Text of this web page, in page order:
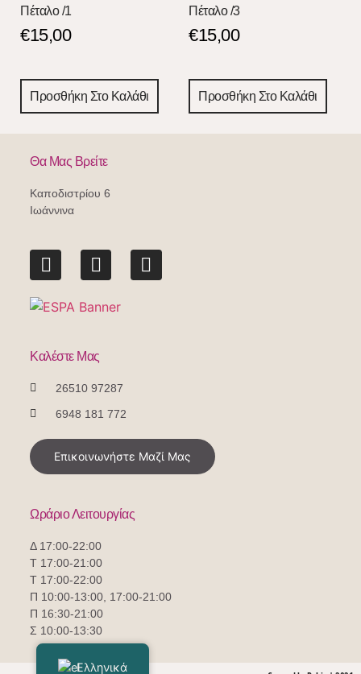
Πέταλο /1
€15,00
Προσθήκη Στο Καλάθι
Πέταλο /3
€15,00
Προσθήκη Στο Καλάθι
Θα Μας Βρείτε
Καποδιστρίου 6
Ιωάννινα
Καλέστε Μας
26510 97287
6948 181 772
Επικοινωνήστε Μαζί Μας
Ωράριο Λειτουργίας
Δ 17:00-22:00
Τ 17:00-21:00
Τ 17:00-22:00
Π 10:00-13:00, 17:00-21:00
Π 16:30-21:00
Σ 10:00-13:30
Ελληνικά